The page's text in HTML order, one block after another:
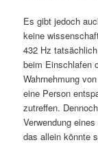
Es gibt jedoch
keine
432 Hz
beim Einschlafen
Wahrnehmung
eine Person
zutreffen.
Verwendung
das allein könnte